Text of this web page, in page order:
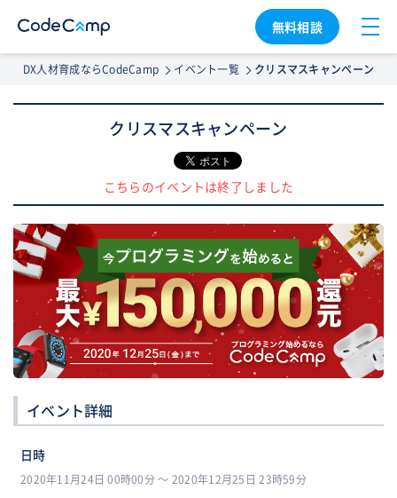
無料相談
DX人材育成ならCodeCamp イベント一覧 クリスマスキャンペーン
クリスマスキャンペーン
こちらのイベントは終了しました
イベント詳細
日時
2020年11月24日 00時00分 〜 2020年12月25日 23時59分